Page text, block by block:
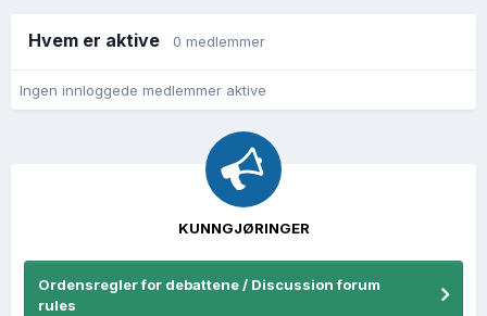
Hvem er aktive 0 medlemmer
Ingen innloggede medlemmer aktive
KUNNGJØRINGER
Ordensregler for debattene / Discussion forum
rules